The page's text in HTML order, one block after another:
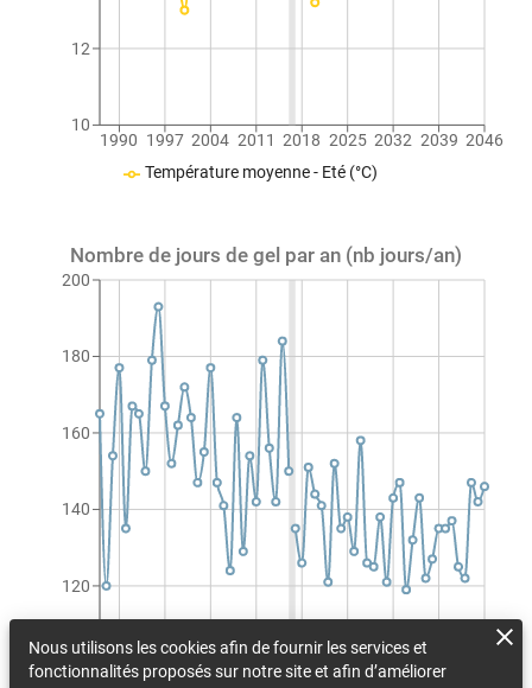
1990 1997 2004 2011 2018 2025 2032 2039 2046
10
12
Température moyenne - Eté (°C)
Nombre de jours de gel par an (nb jours/an)
1990 1997 2004 2011 2018 2025 2032 2039
100
120
140
160
180
200
Nous utilisons les cookies afin de fournir les services et
fonctionnalités proposés sur notre site et afin d’améliorer